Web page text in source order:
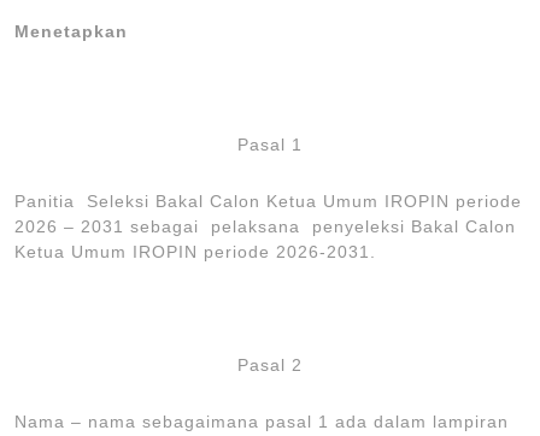
Menetapkan
Pasal 1
Panitia Seleksi Bakal Calon Ketua Umum IROPIN periode
2026 – 2031 sebagai pelaksana penyeleksi Bakal Calon
Ketua Umum IROPIN periode 2026-2031.
Pasal 2
Nama – nama sebagaimana pasal 1 ada dalam lampiran